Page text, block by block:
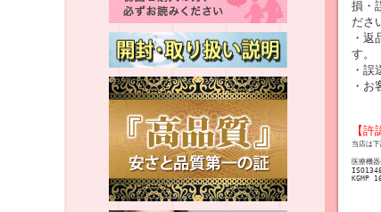
損・
ださ
・返
す。
・
・
【許
当店は
医療機
KGMP